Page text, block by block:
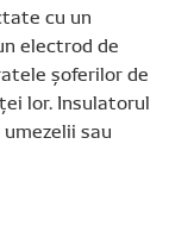
cu un
electrod de
şoferilor de
lor. Insulatorul
sau